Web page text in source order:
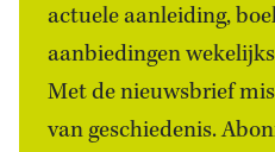
actuele aanleiding,
aanbiedingen
Met de nieuwsbrief
van geschiedenis.